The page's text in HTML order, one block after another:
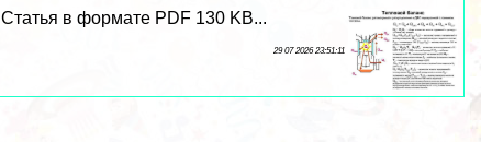
Статья в формате PDF 130 KB...
29 07 2026 23:51:11